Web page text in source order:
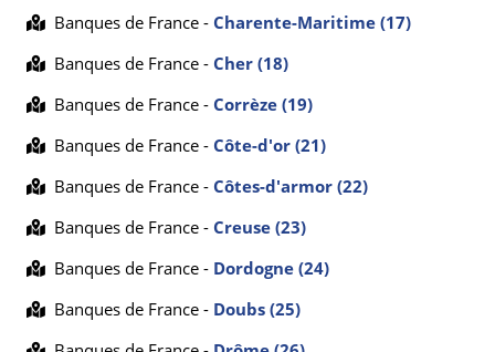
Banques de France - Charente-Maritime (17)
Banques de France - Cher (18)
Banques de France - Corrèze (19)
Banques de France - Côte-d'or (21)
Banques de France - Côtes-d'armor (22)
Banques de France - Creuse (23)
Banques de France - Dordogne (24)
Banques de France - Doubs (25)